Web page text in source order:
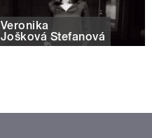
Veronika
Jošková Štefanová